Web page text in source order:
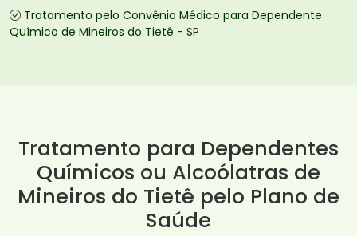
Tratamento pelo Convênio Médico para Dependente
Químico de Mineiros do Tietê - SP
Tratamento para Dependentes
Químicos ou Alcoólatras de
Mineiros do Tietê pelo Plano de
Saúde